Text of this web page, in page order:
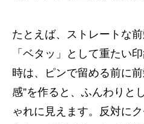
たとえば、ストレートな
「ベタッ」として重たい
時は、ピンで留める前に
感”を作ると、ふんわりと
ゃれに見えます。反対に